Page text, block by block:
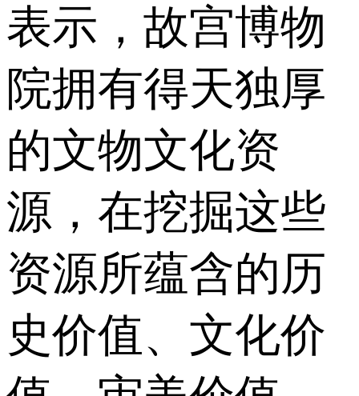
表示，故宫博物
院拥有得天独厚
的文物文化资
源，在挖掘这些
资源所蕴含的历
史价值、文化价